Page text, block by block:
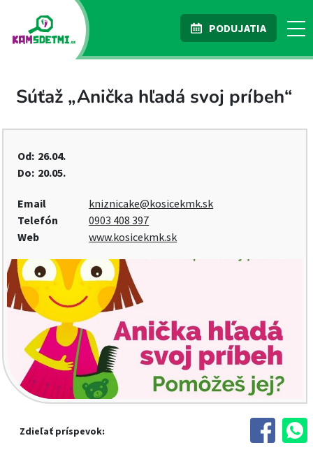
PODUJATIA
Súťaž „Anička hľadá svoj príbeh“
Od: 26.04.
Do: 20.05.
Email
kniznicake@kosicekmk.sk
Telefón
0903 408 397
Web
www.kosicekmk.sk
Zdieľať príspevok: